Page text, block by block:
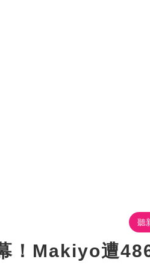
聽
！Makiyo遭